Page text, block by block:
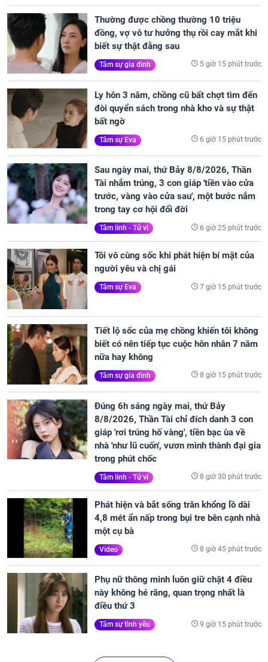
Thường được chồng thường 10 triệu
đồng, vợ vô tư hưởng thụ rồi cay mắt khi
biết sự thật đằng sau
Tâm sự gia đình 5 giờ 15 phút trước
Ly hôn 3 năm, chồng cũ bất chợt tìm đến
đòi quyển sách trong nhà kho và sự thật
bất ngờ
Tâm sự Eva 6 giờ 15 phút trước
Sau ngày mai, thứ Bảy 8/8/2026, Thần
Tài nhắm trúng, 3 con giáp 'tiền vào cửa
trước, vàng vào cửa sau', một bước nắm
trong tay cơ hội đổi đời
Tâm linh - Tử vi 6 giờ 25 phút trước
Tôi vô cùng sốc khi phát hiện bí mật của
người yêu và chị gái
Tâm sự Eva 7 giờ 15 phút trước
Tiết lộ sốc của mẹ chồng khiến tôi không
biết có nên tiếp tục cuộc hôn nhân 7 năm
nữa hay không
Tâm sự gia đình 8 giờ 15 phút trước
Đúng 6h sáng ngày mai, thứ Bảy
8/8/2026, Thần Tài chỉ đích danh 3 con
giáp 'rơi trúng hố vàng', tiền bạc ùa về
nhà 'như lũ cuốn', vươn mình thành đại gia
trong phút chốc
Tâm linh - Tử vi 8 giờ 30 phút trước
Phát hiện và bắt sống trăn khổng lồ dài
4,8 mét ẩn nấp trong bụi tre bên cạnh nhà
một cụ bà
Video 8 giờ 45 phút trước
Phụ nữ thông minh luôn giữ chặt 4 điều
này không hé răng, quan trọng nhất là
điều thứ 3
Tâm sự tình yêu 9 giờ 15 phút trước